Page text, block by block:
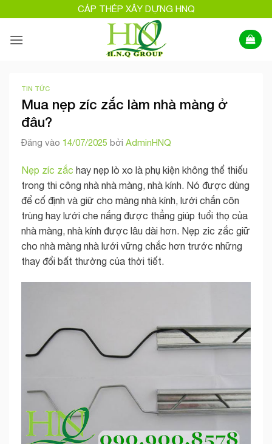
qua
nội
CÁP THÉP XÂY DỰNG HNQ
TIN TỨC
Mua nẹp zíc zắc làm nhà màng ở
đâu?
Đăng vào 14/07/2025 bởi AdminHNQ
Nẹp zíc zắc hay nẹp lò xo là phụ kiện không thể thiếu
trong thi công nhà nhà màng, nhà kính. Nó được dùng
để cố định và giữ cho màng nhà kính, lưới chắn côn
trùng hay lưới che nắng được thẳng giúp tuổi thọ của
nhà màng, nhà kính được lâu dài hơn. Nẹp zic zắc giữ
cho nhà màng nhà lưới vững chắc hơn trước những
thay đổi bất thường của thời tiết.